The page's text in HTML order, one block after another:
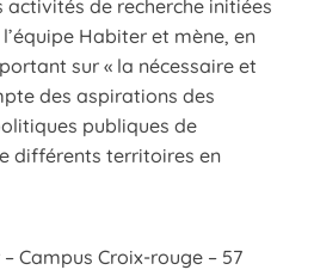
de recherche initiées
Habiter et mène, en
sur « la nécessaire et
des aspirations des
publiques de
différents territoires en
Campus Croix-rouge – 57